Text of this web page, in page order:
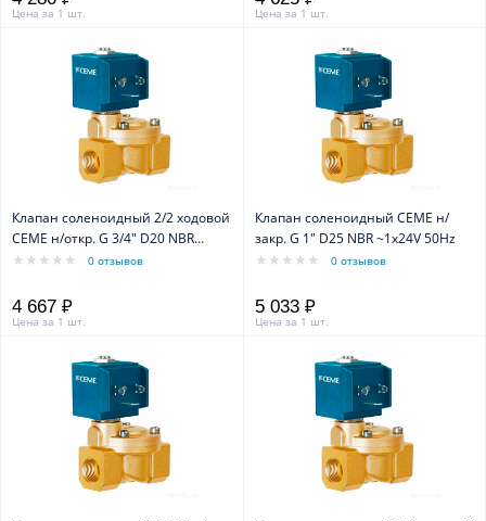
Цена за 1 шт. Цена за 1 шт.
Клапан соленоидный 2/2 ходовой
CEME н/откр. G 3/4" D20 NBR
~1x230V 50Hz0 отзывов
4 667 ₽
Цена за 1 шт.
Клапан соленоидный CEME н/
закр. G 1" D25 NBR ~1x24V 50Hz
0 отзывов
5 033 ₽
Цена за 1 шт.